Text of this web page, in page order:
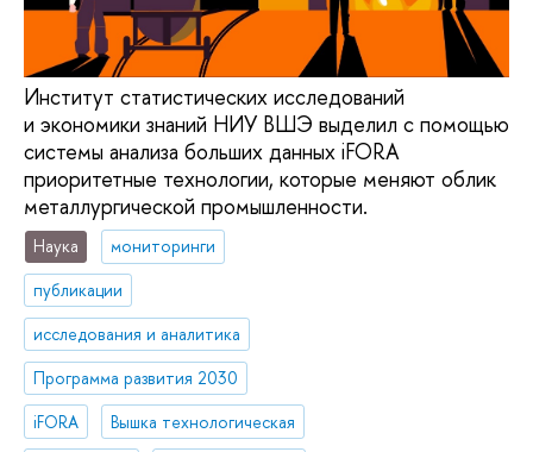
Институт статистических исследований
и экономики знаний НИУ ВШЭ выделил с помощью
системы анализа больших данных iFORA
приоритетные технологии, которые меняют облик
металлургической промышленности.
Наука
мониторинги
публикации
исследования и аналитика
Программа развития 2030
iFORA
Вышка технологическая